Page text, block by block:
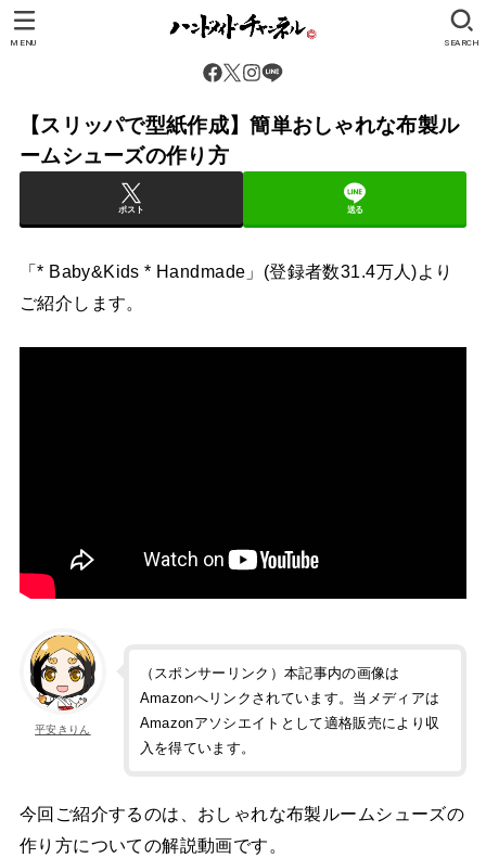
SEARCH
MENU
【スリッパで型紙作成】簡単おしゃれな布製ル
ームシューズの作り方
ポスト 送る
「* Baby&Kids * Handmade」(登録者数31.4万人)より
ご紹介します。
平安きりん
（スポンサーリンク）本記事内の画像は
Amazonへリンクされています。当メディアは
Amazonアソシエイトとして適格販売により収
入を得ています。
今回ご紹介するのは、おしゃれな布製ルームシューズの
作り方についての解説動画です。